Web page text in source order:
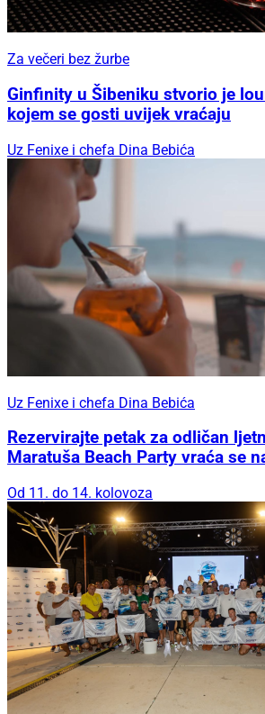
Za večeri bez žurbe
Ginfinity u Šibeniku stvorio je
kojem se gosti uvijek vraćaju
Uz Fenixe i chefa Dina Bebića
Uz Fenixe i chefa Dina Bebića
Rezervirajte petak za odličan
Maratuša Beach Party vraća se
Od 11. do 14. kolovoza